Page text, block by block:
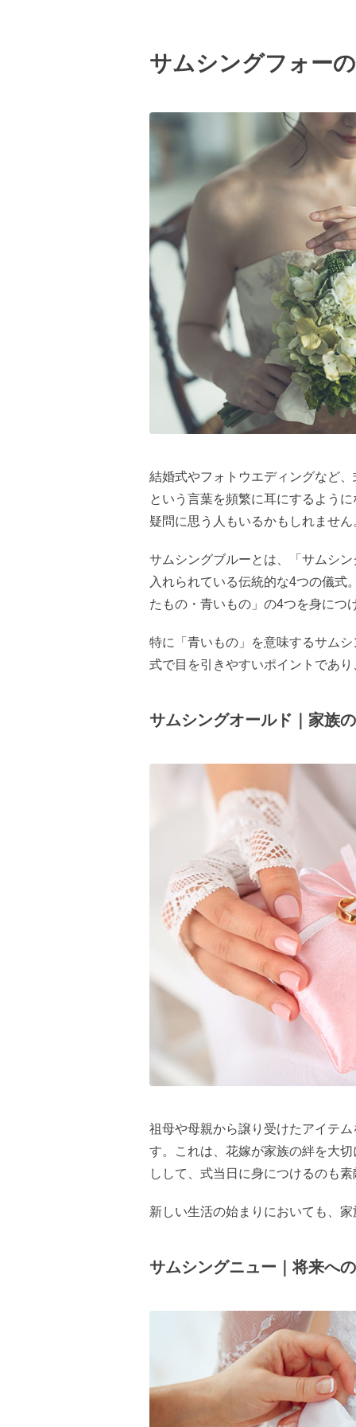
サムシングフォー
結婚式やフォトウエディングなど
という言葉を頻繁に耳にするよう
疑問に思う人もいるかもしれません
サムシングブルーとは、「サムシ
入れられている伝統的な4つの儀式
たもの・青いもの」の4つを身につ
特に「青いもの」を意味するサム
式で目を引きやすいポイントであ
サムシングオールド｜家族
祖母や母親から譲り受けたアイテ
す。これは、花嫁が家族の絆を大
しして、式当日に身につけるのも
新しい生活の始まりにおいても、
サムシングニュー｜将来へ